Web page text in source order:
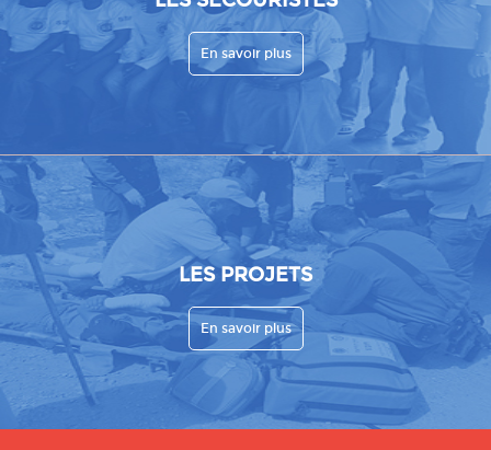
En savoir plus
LES PROJETS
En savoir plus